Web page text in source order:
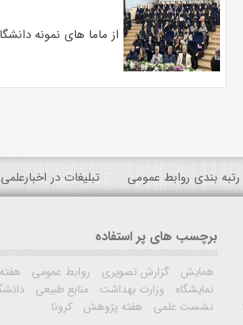
از ماما های نمونه
رتبه بندی روابط عمومی تبلیغات در اخبارعلمی
برچسب های پر استفاده
همایش گزارش تصویری روابط عمومی
نمایشگاه
وزارت بهداشت منابع طبیعی
نشست علمی
هفته پژوهش کرونا